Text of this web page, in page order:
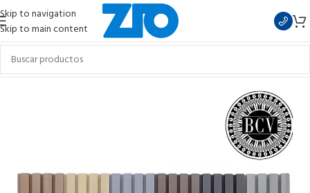
Skip to navigation
Skip to main content